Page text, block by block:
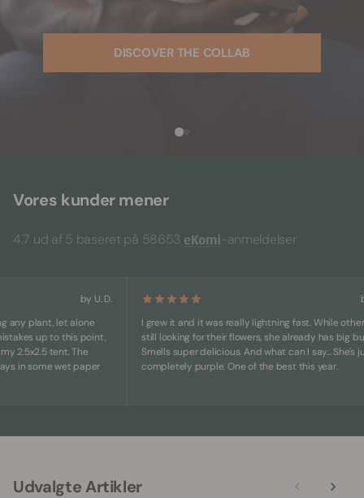
DISCOVER THE COLLAB
Vores kunder mener
4.7 ud af 5 baseret på 58653 -anmeldelser
by U. D.
plant, let alone
up to this point,
tent. The
some wet paper
by T.
I grew it and it was really lightning fast. While others are
still looking for their flowers, she already has big buds.
Smells super delicious. And what can I say... She's just
completely purple. One of the best this year.
Udvalgte Artikler